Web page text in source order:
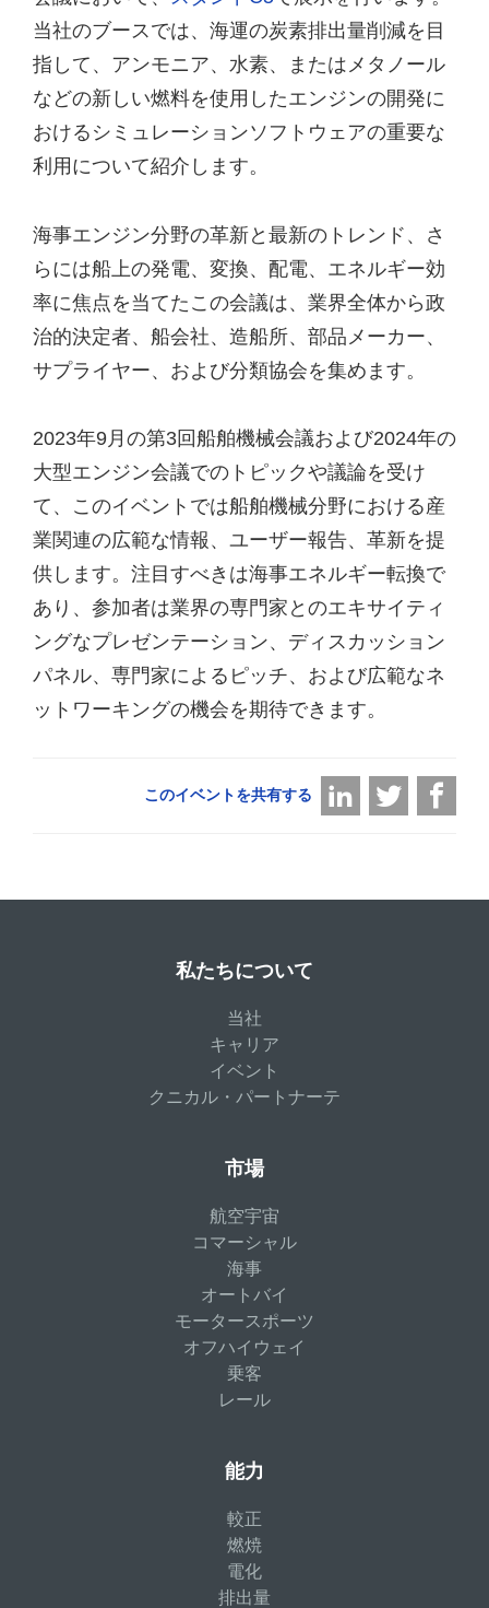
当社のブースでは、海運の炭素排出量削減を目
指して、アンモニア、水素、またはメタノール
などの新しい燃料を使用したエンジンの開発に
おけるシミュレーションソフトウェアの重要な
利用について紹介します。
海事エンジン分野の革新と最新のトレンド、さ
らには船上の発電、変換、配電、エネルギー効
率に焦点を当てたこの会議は、業界全体から政
治的決定者、船会社、造船所、部品メーカー、
サプライヤー、および分類協会を集めます。
2023年9月の第3回船舶機械会議および2024年の
大型エンジン会議でのトピックや議論を受け
て、このイベントでは船舶機械分野における産
業関連の広範な情報、ユーザー報告、革新を提
供します。注目すべきは海事エネルギー転換で
あり、参加者は業界の専門家とのエキサイティ
ングなプレゼンテーション、ディスカッション
パネル、専門家によるピッチ、および広範なネ
ットワーキングの機会を期待できます。
このイベントを共有する
私たちについて
当社
キャリア
イベント
クニカル・パートナーテ
市場
航空宇宙
コマーシャル
海事
オートバイ
モータースポーツ
オフハイウェイ
乗客
レール
能力
較正
燃焼
電化
排出量